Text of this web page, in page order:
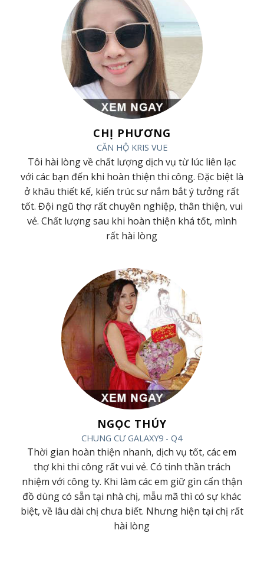
CHỊ PHƯƠNG
CĂN HỘ KRIS VUE
Tôi hài lòng về chất lượng dịch vụ từ lúc liên lạc
với các bạn đến khi hoàn thiện thi công. Đặc biệt là
ở khâu thiết kế, kiến trúc sư nắm bắt ý tưởng rất
tốt. Đội ngũ thợ rất chuyên nghiệp, thân thiện, vui
vẻ. Chất lượng sau khi hoàn thiện khá tốt, mình
rất hài lòng
NGỌC THÚY
CHUNG CƯ GALAXY9 - Q4
Thời gian hoàn thiện nhanh, dịch vụ tốt, các em
thợ khi thi công rất vui vẻ. Có tinh thần trách
nhiệm với công ty. Khi làm các em giữ gìn cẩn thận
đồ dùng có sẵn tại nhà chị, mẫu mã thì có sự khác
biệt, về lâu dài chị chưa biết. Nhưng hiện tại chị rất
hài lòng